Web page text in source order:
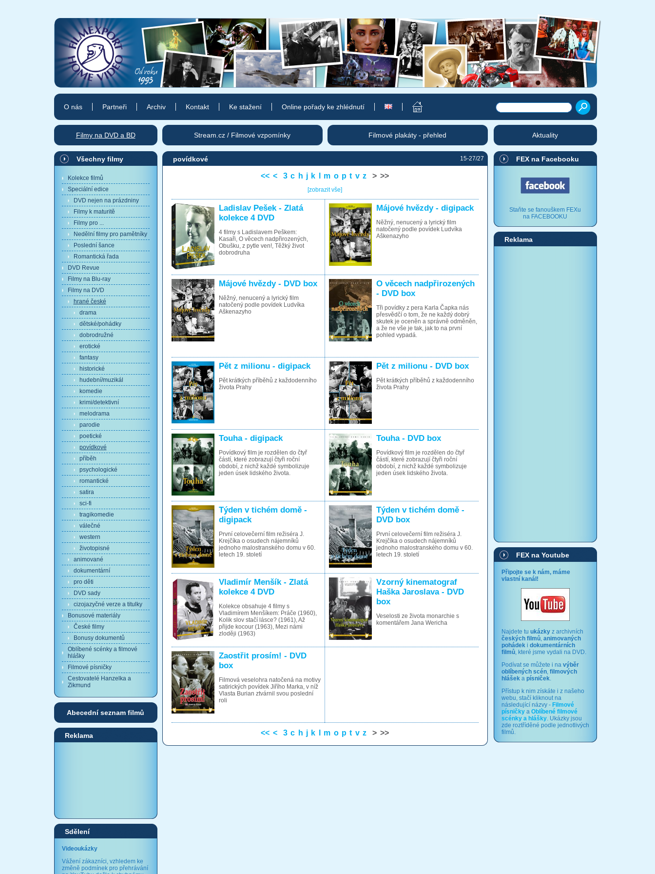
povídkové 15-27/27
<< < 3 c h j k m o p t v z > >>
[zobrazit vše]
Ladislav Pešek - Zlatá
kolekce 4 DVD
4 filmy s Ladislavem Peškem:
Kasaři, O věcech nadpřirozených,
Obušku, z pytle ven!, Těžký život
dobrodruha
Májové hvězdy - digipack
Něžný, nenucený a lyrický film
natočený podle povídek Ludvíka
Aškenazyho
Májové hvězdy - DVD box
Něžný, nenucený a lyrický film
natočený podle povídek Ludvíka
Aškenazyho
O věcech nadpřirozených
- DVD box
Tři povídky z pera Karla Čapka nás
přesvědčí o tom, že ne každý dobrý
skutek je oceněn a správně odměněn,
a že ne vše je tak, jak to na první
pohled vypadá.
Pět z milionu - digipack
Pět krátkých příběhů z každodenního
života Prahy
Pět z milionu - DVD box
Pět krátkých příběhů z každodenního
života Prahy
Touha - digipack
Povídkový film je rozdělen do čtyř
částí, které zobrazují čtyři roční
období, z nichž každé symbolizuje
jeden úsek lidského života.
Touha - DVD box
Povídkový film je rozdělen do čtyř
částí, které zobrazují čtyři roční
období, z nichž každé symbolizuje
jeden úsek lidského života.
Týden v tichém domě -
digipack
První celovečerní film režiséra J.
Krejčíka o osudech nájemníků
jednoho malostranského domu v 60.
letech 19. století
Týden v tichém domě -
DVD box
První celovečerní film režiséra J.
Krejčíka o osudech nájemníků
jednoho malostranského domu v 60.
letech 19. století
Vladimír Menšík - Zlatá
kolekce 4 DVD
Kolekce obsahuje 4 filmy s
Vladimírem Menšíkem: Práče (1960),
Kolik slov stačí lásce? (1961), Až
přijde kocour (1963), Mezi námi
zloději (1963)
Vzorný kinematograf
Haška Jaroslava - DVD
box
Veselosti ze života monarchie s
komentářem Jana Wericha
Zaostřit prosím! - DVD
box
Filmová veselohra natočená na motivy
satirických povídek Jiřího Marka, v níž
Vlasta Burian ztvárnil svou poslední
roli
<< < 3 c h j k m o p t v z > >>
Všechny filmy
Kolekce filmů
Speciální edice
DVD nejen na prázdniny
Filmy k maturitě
Filmy pro ...
Nedělní filmy pro pamětníky
Poslední šance
Romantická řada
DVD Revue
Filmy na Blu-ray
Filmy na DVD
hrané české
drama
dětské/pohádky
dobrodružné
erotické
fantasy
historické
hudební/muzikál
komedie
krimi/detektivní
melodrama
parodie
poetické
povídkové
příběh
psychologické
romantické
satira
sci-fi
tragikomedie
válečné
western
životopisné
animované
dokumentární
pro děti
DVD sady
cizojazyčné verze a titulky
Bonusové materiály
České filmy
Bonusy dokumentů
Oblíbené scénky a filmové
hlášky
Filmové písničky
Cestovatelé Hanzelka a
Zikmund
Abecední seznam filmů
Reklama
Sdělení
Videoukázky
Vážení zákazníci, vzhledem ke
změně podmínek pro přehrávání
FEX na Facebooku
Staňte se fanouškem FEXu
na FACEBOOKU
Reklama
FEX na Youtube
Připojte se k nám, máme
vlastní kanál!
Najdete tu ukázkyz archivních
českých filmů, animovaných
pohádeki dokumentárních
filmů, které jsme vydali na DVD.
Podívat se můžete i na výběr
oblíbených scén, filmových
hlášeka písniček.
Přístup k nim získáte i z našeho
webu, stačí kliknout na
následující názvy - Filmové
písničkya Oblíbené filmové
scénky a hlášky. Ukázky jsou
zde roztříděné podle jednotlivých
filmů.
O nás Partneři Archiv Kontakt Ke stažení Online pořady ke zhlédnutí
Filmy na DVD a BD Stream.cz / Filmové vzpomínky Filmové plakáty - přehled Aktuality